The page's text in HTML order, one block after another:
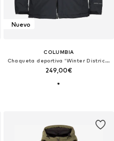
Nuevo
COLUMBIA
Chaqueta deportiva 'Winter District™ III'
249,00€